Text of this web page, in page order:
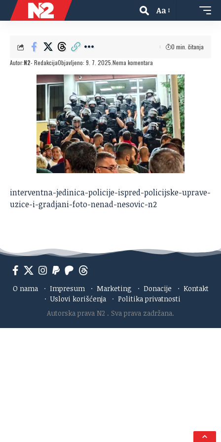
Aa
Autor:N2- RedakcijaObjavljeno: 9. 7. 2025. Nema komentara
0 min. čitanja
interventna-jedinica-policije-ispred-policijske-uprave-
uzice-i-gradjani-foto-nenad-nesovic-n2
O nama · Impresum · Marketing · Donacije · Kontakt
· Uslovi korišćenja · Politika privatnosti
Autorska prava N2 . Sva prava zadržana.